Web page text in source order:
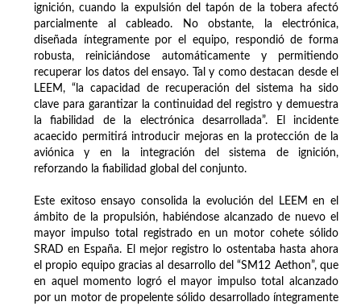
ignición, cuando la expulsión del tapón de la tobera afectó
parcialmente al cableado. No obstante, la electrónica,
diseñada íntegramente por el equipo, respondió de forma
robusta, reiniciándose automáticamente y permitiendo
recuperar los datos del ensayo. Tal y como destacan desde el
LEEM, “la capacidad de recuperación del sistema ha sido
clave para garantizar la continuidad del registro y demuestra
la fiabilidad de la electrónica desarrollada”. El incidente
acaecido permitirá introducir mejoras en la protección de la
aviónica y en la integración del sistema de ignición,
reforzando la fiabilidad global del conjunto.
Este exitoso ensayo consolida la evolución del LEEM en el
ámbito de la propulsión, habiéndose alcanzado de nuevo el
mayor impulso total registrado en un motor cohete sólido
SRAD en España. El mejor registro lo ostentaba hasta ahora
el propio equipo gracias al desarrollo del “SM12 Aethon”, que
en aquel momento logró el mayor impulso total alcanzado
por un motor de propelente sólido desarrollado íntegramente